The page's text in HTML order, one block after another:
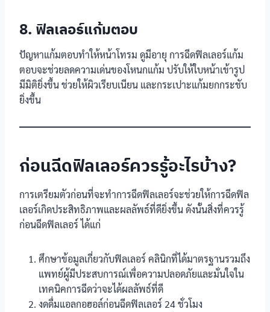
8. ฟิลเลอร์แก้มตอบ
ปัญหาแก้มตอบทำให้หน้าโทรม ดูมีอายุ การฉีดฟิลเลอร์แก้ม
ตอบจะช่วยลดความเด่นของโหนกแก้ม ปรับให้ใบหน้าเข้ารูป
มีมิติยิ่งขึ้น ช่วยให้ผิวเรียบเนียน และกระเปาะแก้มยกกระชับ
ยิ่งขึ้น
ก่อนฉีดฟิลเลอร์ควรรู้อะไรบ้าง?
การเตรียมตัวก่อนที่จะทำการฉีดฟิลเลอร์จะช่วยให้การฉีดฟิล
เลอร์เกิดประสิทธิภาพและผลลัพธ์ที่ดียิ่งขึ้น ดังนั้นสิ่งที่ควรรู้
ก่อนฉีดฟิลเลอร์ ได้แก่
ศึกษาข้อมูลเกี่ยวกับฟิลเลอร์ คลินิกที่ได้มาตรฐานรวมถึง
แพทย์ผู้มีประสบการณ์เพื่อความปลอดภัยและมั่นใจใน
เทคนิคการฉีดว่าจะได้ผลลัพธ์ที่ดี
งดดื่มแอลกอฮอล์ก่อนฉีดฟิลเลอร์ 24 ชั่วโมง